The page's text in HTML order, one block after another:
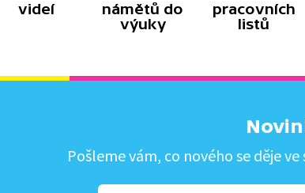
videí
námětů do
výuky
pracovních
listů
Pošleme vám, co nového se děje